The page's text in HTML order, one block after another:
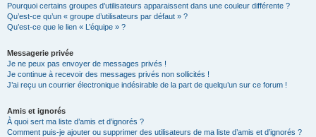
Pourquoi certains groupes d’utilisateurs apparaissent dans une couleur différente ?
Qu’est-ce qu’un « groupe d’utilisateurs par défaut » ?
Qu’est-ce que le lien « L’équipe » ?
Messagerie privée
Je ne peux pas envoyer de messages privés !
Je continue à recevoir des messages privés non sollicités !
J’ai reçu un courrier électronique indésirable de la part de quelqu’un sur ce forum !
Amis et ignorés
À quoi sert ma liste d’amis et d’ignorés ?
Comment puis-je ajouter ou supprimer des utilisateurs de ma liste d’amis et d’ignorés ?